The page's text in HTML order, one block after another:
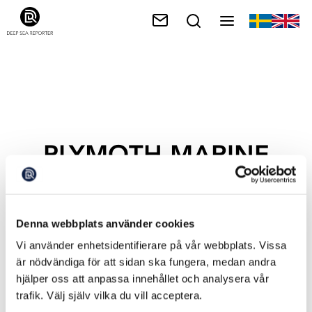
Denna webbplats använder cookies
Vi använder enhetsidentifierare på vår webbplats. Vissa
är nödvändiga för att sidan ska fungera, medan andra
hjälper oss att anpassa innehållet och analysera vår
trafik. Välj själv vilka du vill acceptera.
PLYMOTH MARINE
LABORATORY